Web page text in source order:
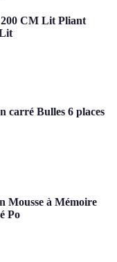
CM Lit Pliant
carré Bulles 6 places
Mousse à Mémoire
Po